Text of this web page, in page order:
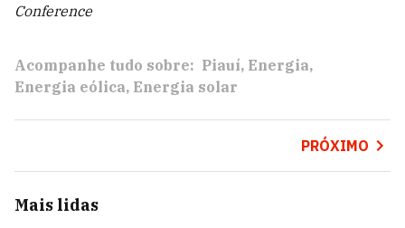
Conference
Acompanhe tudo sobre: Piauí Energia
Energia eólica Energia solar
PRÓXIMO
Mais lidas